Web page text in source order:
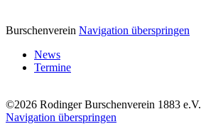
Burschenverein Navigation überspringen
News
Termine
©2026 Rodinger Burschenverein 1883 e.V.
Navigation überspringen